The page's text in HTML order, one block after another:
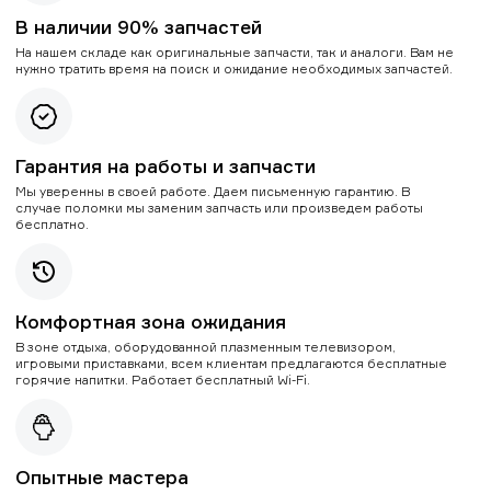
В наличии 90% запчастей
На нашем складе как оригинальные запчасти, так и аналоги. Вам не
нужно тратить время на поиск и ожидание необходимых запчастей.
Гарантия на работы и запчасти
Мы уверенны в своей работе. Даем письменную гарантию. В
случае поломки мы заменим запчасть или произведем работы
бесплатно.
Комфортная зона ожидания
В зоне отдыха, оборудованной плазменным телевизором,
игровыми приставками, всем клиентам предлагаются бесплатные
горячие напитки. Работает бесплатный Wi-Fi.
Опытные мастера